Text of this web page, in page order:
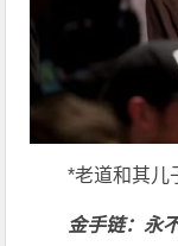
*老道和其儿
金手链：永